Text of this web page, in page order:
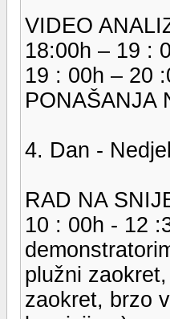
VIDEO
18:00h – 19 :
19 : 00h – 20
PONAŠANJA
4. Dan -
RAD NA
10 : 00h - 12
plužni
zaokret, brzo